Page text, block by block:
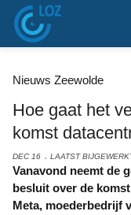
Nieuws Zeewolde
Hoe gaat het
komst
DEC 16 LAATST
Vanavond neemt de gemeenteraad van Zeewolde een
besluit over de
Meta, moederbedrijf